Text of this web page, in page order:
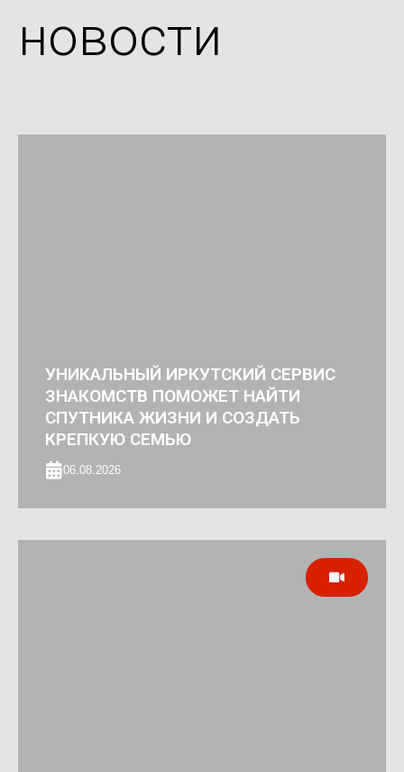
новости
УНИКАЛЬНЫЙ ИРКУТСКИЙ СЕРВИС
ЗНАКОМСТВ ПОМОЖЕТ НАЙТИ
СПУТНИКА ЖИЗНИ И СОЗДАТЬ
КРЕПКУЮ СЕМЬЮ
06.08.2026